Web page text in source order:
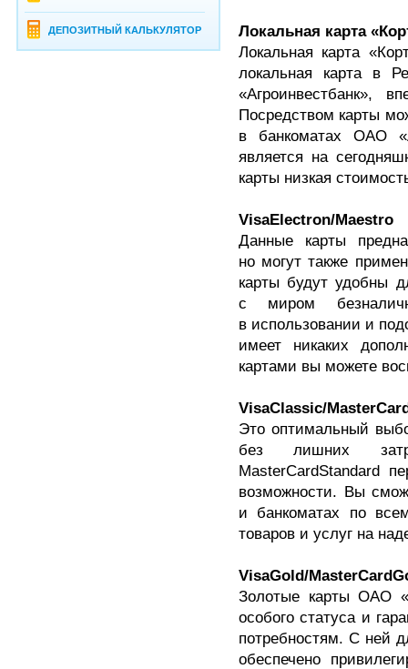
ДЕПОЗИТНЫЙ КАЛЬКУЛЯТОР
Локальная карта
Локальная карта
локальная карта в
«Агроинвестбанк»,
Посредством карты
в банкоматах ОАО
является на
карты низкая
VisaElectron/Maestro
Данные карты
но могут также
карты будут удобны
с миром
в использовании и
имеет никаких
картами вы можете
VisaClassic/
Это оптимальный
без лишних
MasterCardStandard
возможности. Вы
и банкоматах по
товаров и услуг на
VisaGold/MasterCard
Золотые карты ОАО
особого статуса и
потребностям. С ней
обеспечено